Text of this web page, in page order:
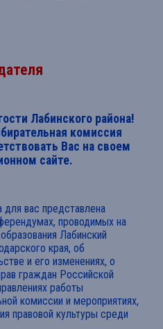
Лабинского района!
комиссия
Вас на своем
сайте.
для вас представлена
проводимых на
Лабинский
края, об
и его изменениях, о
граждан Российской
работы
комиссии и мероприятиях,
правовой культуры среди